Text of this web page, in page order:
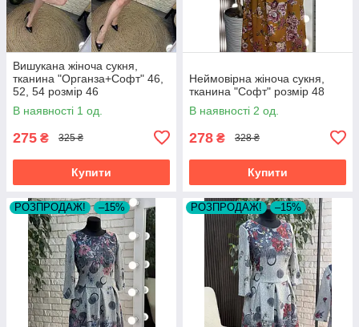
Вишукана жіноча сукня,
тканина "Органза+Софт" 46,
52, 54 розмір 46
В наявності 1 од.
275 ₴ 325 ₴
Купити
Неймовірна жіноча сукня,
тканина "Софт" розмір 48
В наявності 2 од.
278 ₴ 328 ₴
Купити
РОЗПРОДАЖ! –15% РОЗПРОДАЖ! –15%